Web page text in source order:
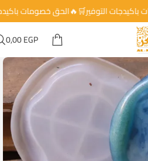
باكيدجات التوفير🛒🔥الحق خصومات
0,00EGP